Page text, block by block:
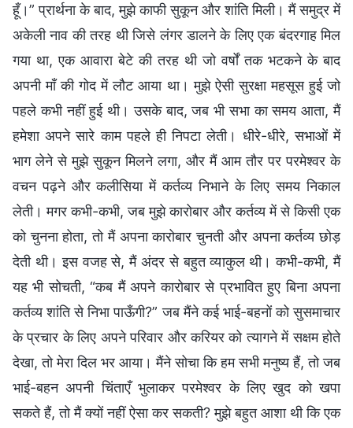
हूँ।” प्रार्थना के बाद, मुझे काफी सुकून और शांति मिली। मैं समुद्र में
अकेली नाव की तरह थी जिसे लंगर डालने के लिए एक बंदरगाह मिल
गया था, एक आवारा बेटे की तरह थी जो वर्षों तक भटकने के बाद
अपनी माँ की गोद में लौट आया था। मुझे ऐसी सुरक्षा महसूस हुई जो
पहले कभी नहीं हुई थी। उसके बाद, जब भी सभा का समय आता, मैं
हमेशा अपने सारे काम पहले ही निपटा लेती। धीरे-धीरे, सभाओं में
भाग लेने से मुझे सुकून मिलने लगा, और मैं आम तौर पर परमेश्वर के
वचन पढ़ने और कलीसिया में कर्तव्य निभाने के लिए समय निकाल
लेती। मगर कभी-कभी, जब मुझे कारोबार और कर्तव्य में से किसी एक
को चुनना होता, तो मैं अपना कारोबार चुनती और अपना कर्तव्य छोड़
देती थी। इस वजह से, मैं अंदर से बहुत व्याकुल थी। कभी-कभी, मैं
यह भी सोचती, “कब मैं अपने कारोबार से प्रभावित हुए बिना अपना
कर्तव्य शांति से निभा पाऊँगी?” जब मैंने कई भाई-बहनों को सुसमाचार
के प्रचार के लिए अपने परिवार और करियर को त्यागने में सक्षम होते
देखा, तो मेरा दिल भर आया। मैंने सोचा कि हम सभी मनुष्य हैं, तो जब
भाई-बहन अपनी चिंताएँ भुलाकर परमेश्वर के लिए खुद को खपा
सकते हैं, तो मैं क्यों नहीं ऐसा कर सकती? मुझे बहुत आशा थी कि एक